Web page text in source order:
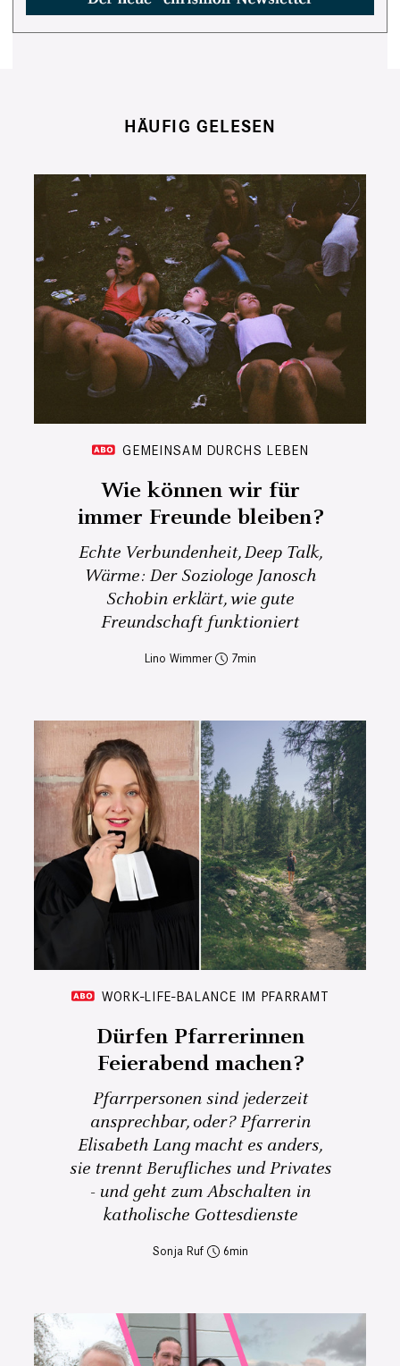
HÄUFIG GELESEN
GEMEINSAM DURCHS LEBEN
Wie können wir für
immer Freunde bleiben?
Echte Verbundenheit, Deep Talk,
Wärme: Der Soziologe Janosch
Schobin erklärt, wie gute
Freundschaft funktioniert
Lino Wimmer 7
WORK-LIFE-BALANCE IM PFARRAMT
Dürfen Pfarrerinnen
Feierabend machen?
Pfarrpersonen sind jederzeit
ansprechbar, oder? Pfarrerin
Elisabeth Lang macht es anders,
sie trennt Berufliches und Privates
- und geht zum Abschalten in
katholische Gottesdienste
Sonja Ruf 6